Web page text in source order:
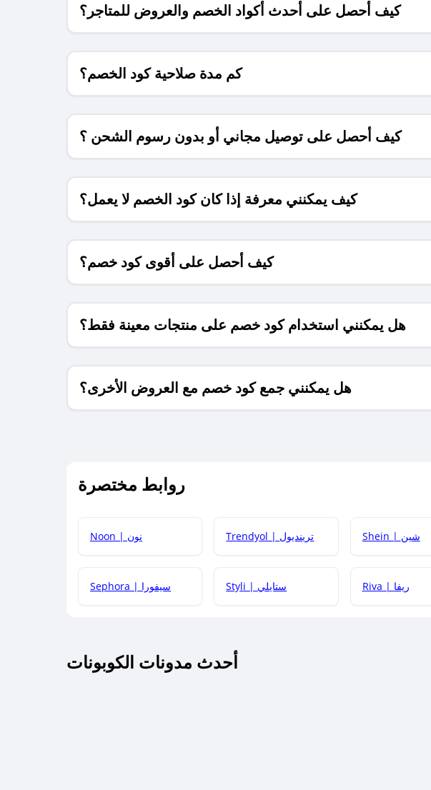
كيف أحصل على أحدث أكواد الخصم والعروض للمتاجر؟
كم مدة صلاحية كود الخصم؟
كيف أحصل على توصيل مجاني أو بدون رسوم الشحن ؟
كيف يمكنني معرفة إذا كان كود الخصم لا يعمل؟
كيف أحصل على أقوى كود خصم؟
هل يمكنني استخدام كود خصم على منتجات معينة فقط؟
هل يمكنني جمع كود خصم مع العروض الأخرى؟
روابط مختصرة
Noon | نون Trendyol | ترينديول Shein | شين
Sephora | سيفورا Styli | ستايلي Riva | ريفا
أحدث مدونات الكوبونات